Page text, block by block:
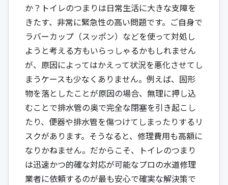
か？トイレのつまりは日常生活に大きな支障を
きたす、非常に緊急性の高い問題です。ご自身で
ラバーカップ（スッポン）などを使って対処し
ようと考える方もいらっしゃるかもしれません
が、原因によってはかえって状況を悪化させてし
まうケースも少なくありません。例えば、固形
物を落としたことが原因の場合、無理に押し込
むことで排水管の奥で完全な閉塞を引き起こし
たり、便器や排水管を傷つけてしまったりするリ
スクがあります。そうなると、修理費用も高額に
なりかねません。だからこそ、トイレのつまり
は迅速かつ的確な対応が可能なプロの水道修理
業者に依頼するのが最も安心で確実な解決策で